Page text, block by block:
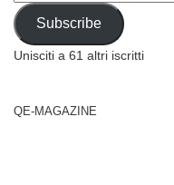
Address
Subscribe
Unisciti a 61 altri iscritti
QE-MAGAZINE